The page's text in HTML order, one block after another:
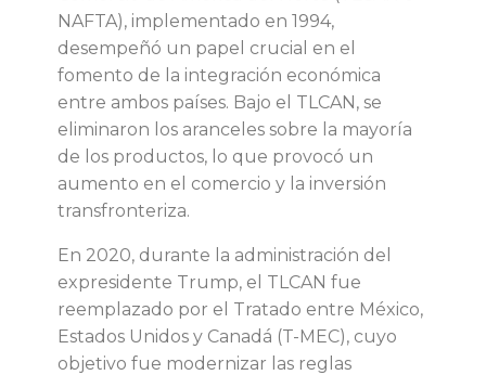
m
p
a
c
NAFTA), implementado en 1994,
desempeñó un papel crucial en el
fomento de la integración económica
entre ambos países. Bajo el TLCAN, se
eliminaron los aranceles sobre la mayoría
de los productos, lo que provocó un
aumento en el comercio y la inversión
transfronteriza.
En 2020, durante la administración del
expresidente Trump, el TLCAN fue
reemplazado por el Tratado entre México,
Estados Unidos y Canadá (T-MEC), cuyo
objetivo fue modernizar las reglas